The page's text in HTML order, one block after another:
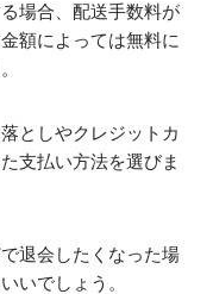
場合、配送手数料が
額によっては無料に
としやクレジットカ
支払い方法を選びま
退会したくなった場
いでしょう。